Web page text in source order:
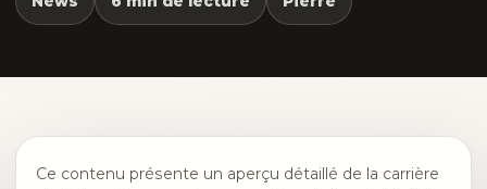
Ce contenu présente un aperçu détaillé de la carrière